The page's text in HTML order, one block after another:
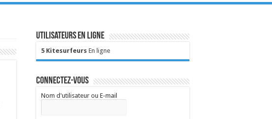
Utilisateurs en ligne
5 Kitesurfeurs En ligne
Connectez-vous
Nom d'utilisateur ou E-mail